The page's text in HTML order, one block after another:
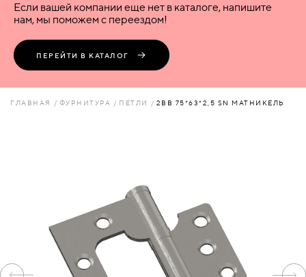
ПЕРЕГОРОДКИ
"УМНЫЙ
ДОМ"
Если вашей компании еще нет в каталоге, напишите
нам, мы поможем с переездом!
ПЕРЕЙТИ В КАТАЛОГ
ГЛАВНАЯ ФУРНИТУРА ПЕТЛИ 2ВВ 75*63*2,5 SN МАТНИКЕЛЬ